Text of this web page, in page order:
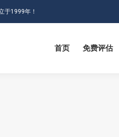
于1999年！
首页 免费评估